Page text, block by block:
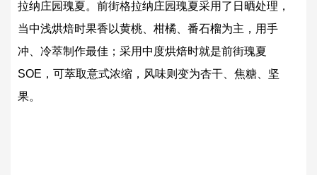
拉纳庄园瑰夏。前街格拉纳庄园瑰夏采用了日晒处理，
当中浅烘焙时果香以黄桃、柑橘、番石榴为主，用手
冲、冷萃制作最佳；采用中度烘焙时就是前街瑰夏
SOE，可萃取意式浓缩，风味则变为杏干、焦糖、坚
果。